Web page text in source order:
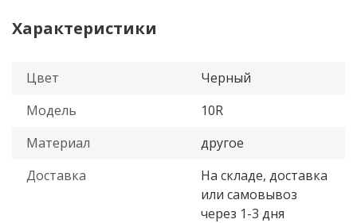
Характеристики
Цвет
Черный
Модель
10R
Материал
другое
Доставка
На складе, доставка
или самовывоз
через 1-3 дня